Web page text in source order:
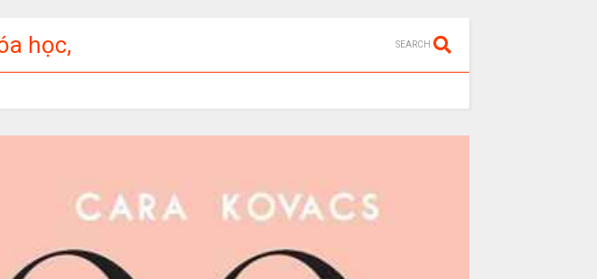
học,
SEARCH